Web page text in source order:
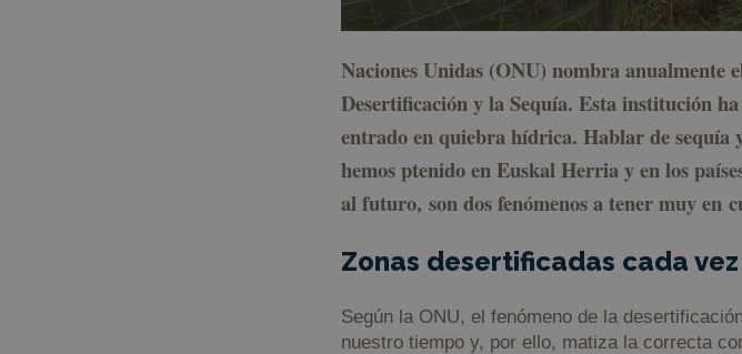
Naciones Unidas (ONU) nombra
Desertificación y la Sequía. Esta institución
entrado en quiebra hídrica. Hablar de
hemos ptenido en Euskal Herria y en los
al futuro, son dos fenómenos a tener muy en
Zonas desertificadas cada
Según la ONU, el fenómeno de la
nuestro tiempo y, por ello, matiza la correcta